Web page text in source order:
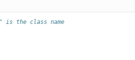
is the class name